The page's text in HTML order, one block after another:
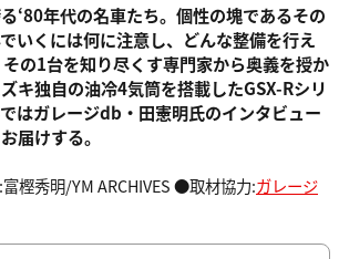
‘80年代の名車たち。個性の塊であるその
いくには何に注意し、どんな整備を行え
の1台を知り尽くす専門家から奥義を授か
キ独自の油冷4気筒を搭載したGSX-Rシリ
はガレージdb・田憲明氏のインタビュー
届けする。
樫秀明/YM ARCHIVES ●取材協力:ガレージ